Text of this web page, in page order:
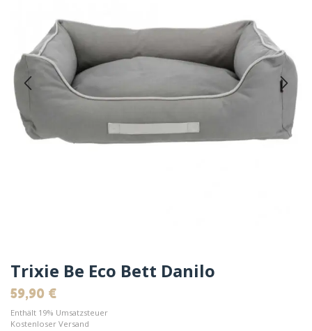
Trixie Be Eco Bett Danilo
59,90 €
Enthält 19% Umsatzsteuer
Kostenloser Versand